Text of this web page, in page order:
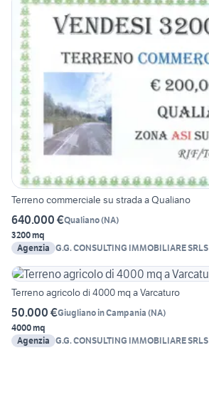
Terreno commerciale su strada a Qualiano
640.000 €Qualiano(NA)
3200 mq
Agenzia G.G. CONSULTING IMMOBILIARE SRLS
Terreno agricolo di 4000 mq a Varcaturo
50.000 €Giugliano in Campania (NA)
4000 mq
Agenzia G.G. CONSULTING IMMOBILIARE SRLS